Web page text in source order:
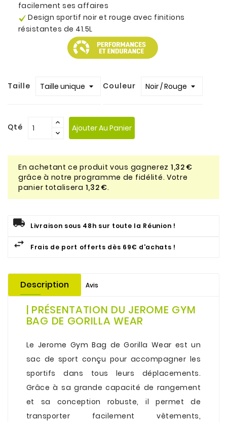
facilement ses affaires
Design sportif noir et rouge avec finitions
résistantes de 41.5L
Taille Couleur
Qté Ajouter Au Panier
En achetant ce produit vous gagnerez 1,32 €
grâce à notre programme de fidélité. Votre
panier totalisera 1,32 €.
Livraison sous 48h sur toute la Réunion !
Frais de port offerts dès 69€ d'achats !
Description Avis
| PRÉSENTATION DU JEROME GYM
BAG DE GORILLA WEAR
Le Jerome Gym Bag de Gorilla Wear est un
sac de sport conçu pour accompagner les
sportifs dans tous leurs déplacements.
Grâce à sa grande capacité de rangement
et sa conception robuste, il permet de
transporter facilement vêtements,